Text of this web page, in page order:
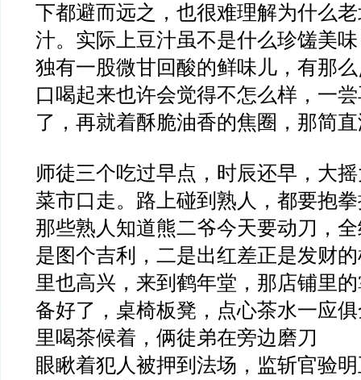
下都避而远之，也很难理解为什么
汁。实际上豆汁虽不是什么珍馐美
独有一股微甘回酸的鲜味儿，有那
口喝起来也许会觉得不怎么样，一
了，再就着酥脆油香的焦圈，那简
师徒三个吃过早点，时辰还早，大
菜市口走。路上碰到熟人，都要抱
那些熟人知道熊二爷今天要动刀，
是图个吉利，二是出红差正是发财
里也高兴，来到鹤年堂，那店铺里
备好了，桌椅板凳，点心茶水一应
里喝茶候着，俩徒弟在旁边磨刀
眼瞅着犯人被押到法场，监斩官验